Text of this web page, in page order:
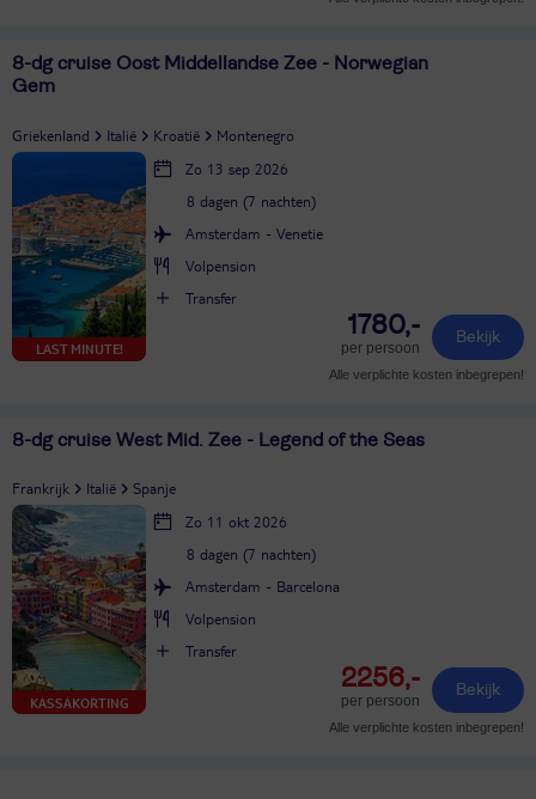
8-dg cruise Oost Middellandse Zee - Norwegian
Gem
Griekenland Italië Kroatië Montenegro
LAST MINUTE!
Zo 13 sep 2026
8 dagen (7 nachten)
Amsterdam - Venetie
Volpension
Transfer
1780,-
per persoon
Bekijk
Alle verplichte kosten inbegrepen!
8-dg cruise West Mid. Zee - Legend of the Seas
Frankrijk Italië Spanje
KASSAKORTING
Zo 11 okt 2026
8 dagen (7 nachten)
Amsterdam - Barcelona
Volpension
Transfer
2256,-
per persoon
Bekijk
Alle verplichte kosten inbegrepen!